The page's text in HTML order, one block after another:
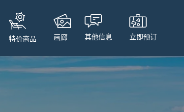
特价商品 画廊 其他信息 立即预订